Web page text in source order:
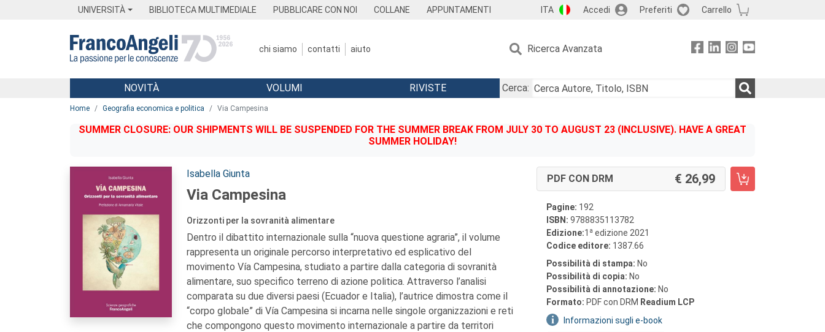
UNIVERSITÀ BIBLIOTECA MULTIMEDIALE PUBBLICARE CON NOI COLLANE APPUNTAMENTI ITA Accedi Preferiti Carrello
chi siamo contatti aiuto Ricerca Avanzata
Menu
NOVITÀ VOLUMI RIVISTE
Cerca:
Home Geografia economica e politica Via Campesina
SUMMER CLOSURE: OUR SHIPMENTS WILL BE SUSPENDED FOR THE SUMMER BREAK FROM JULY 30 TO AUGUST 23 (INCLUSIVE). HAVE A GREAT
SUMMER HOLIDAY!
Autori:
Isabella Giunta
Via Campesina
Orizzonti per la sovranità alimentare
Dentro il dibattito internazionale sulla “nuova questione agraria”, il volume
rappresenta un originale percorso interpretativo ed esplicativo del
movimento Vía Campesina, studiato a partire dalla categoria di sovranità
alimentare, suo specifico terreno di azione politica. Attraverso l’analisi
comparata su due diversi paesi (Ecuador e Italia), l’autrice dimostra come il
“corpo globale” di Vía Campesina si incarna nelle singole organizzazioni e reti
che compongono questo movimento internazionale a partire da territori
PDF CON DRM 26,99
Pagine: 192
ISBN: 9788835113782
Edizione:1 a edizione 2021
Codice editore: 1387.66
Possibilità di stampa: No
Possibilità di copia: No
Possibilità di annotazione: No
Formato: PDF con DRM Readium LCP
Informazioni sugli e-book